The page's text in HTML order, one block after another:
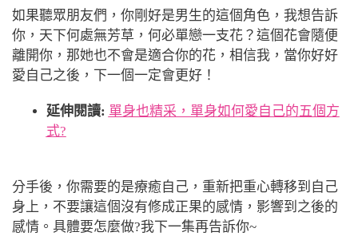
如果聽眾朋友們，你剛好是男生的這個角色，我想告訴
你，天下何處無芳草，何必單戀一支花？這個花會隨便
離開你，那她也不會是適合你的花，相信我，當你好好
愛自己之後，下一個一定會更好！
延伸閱讀: 單身也精采，單身如何愛自己的五個方
式?
分手後 ，你需要的是療癒自己 ，重新把重心轉移到自 己
身上，不要讓這個沒有修成正果的感情，影響到之後的
感情。具體要怎麼做?我下一集再告訴你~